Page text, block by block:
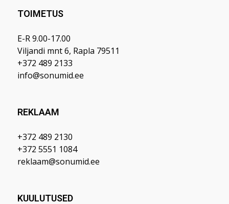
TOIMETUS
E-R 9.00-17.00
Viljandi mnt 6, Rapla 79511
+372 489 2133
info@sonumid.ee
REKLAAM
+372 489 2130
+372 5551 1084
reklaam@sonumid.ee
KUULUTUSED